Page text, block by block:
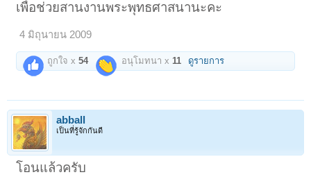
เพื่อช่วยสานงานพระพุทธศาสนานะคะ
4 มิถุนายน 2009
ถูกใจ x54 อนุโมทนา x 11 ดูรายการ
abball
เป็นที่รู้จักกันดี
โอนแล้วครับ